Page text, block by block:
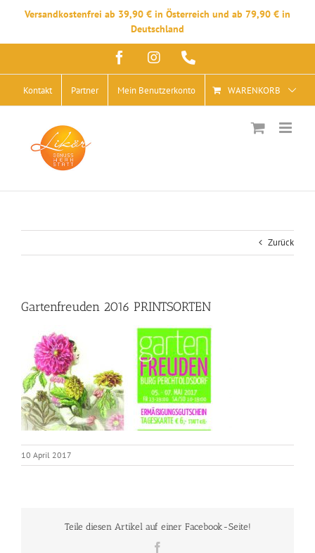
Versandkostenfrei ab 39,90 € in Österreich und ab 79,90 € in
Deutschland
springen
FacebookInstagram
Kontakt Partner Mein Benutzerkonto WARENKORB
Zurück
Gartenfreuden 2016 PRINTSORTEN
10 April 2017
Teile diesen Artikel auf einer Facebook-Seite!